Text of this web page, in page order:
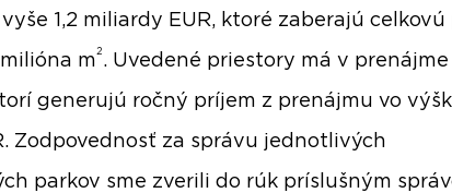
1,2 miliardy EUR, ktoré zaberajú celkovú
m 2 . Uvedené priestory má v prenájme
generujú ročný príjem z prenájmu vo
Zodpovednosť za správu jednotlivých
parkov sme zverili do rúk príslušným